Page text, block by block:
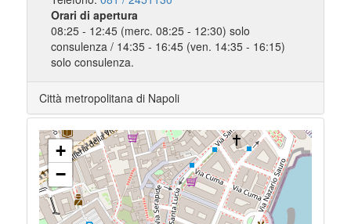
Orari di apertura
08:25 - 12:45 (merc. 08:25 - 12:30) solo
consulenza / 14:35 - 16:45 (ven. 14:35 - 16:15)
solo consulenza.
Città metropolitana di Napoli
+
−